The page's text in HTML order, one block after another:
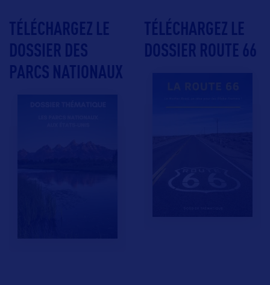
TÉLÉCHARGEZ LE
DOSSIER DES
PARCS NATIONAUX
TÉLÉCHARGEZ LE
DOSSIER ROUTE 66